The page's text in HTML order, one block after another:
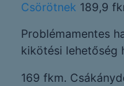
Csörötnek 189,9
Problémamentes
kikötési lehetőség
169 fkm.